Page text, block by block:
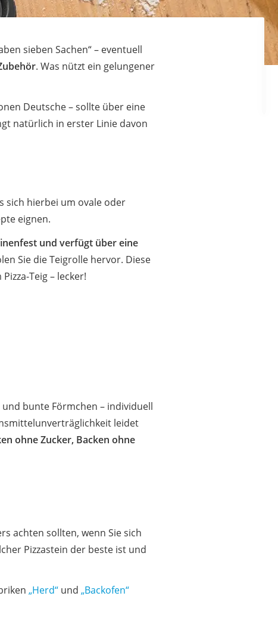
sieben Sachen“ – eventuell
. Was nützt ein gelungener
Deutsche – sollte über eine
natürlich in erster Linie davon
sich hierbei um ovale oder
eignen.
und verfügt über eine
Sie die Teigrolle hervor. Diese
Teig – lecker!
bunte Förmchen – individuell
leidet
ohne Zucker, Backen ohne
achten sollten, wenn Sie sich
Pizzastein der beste ist und
„Herd“ und„Backofen“